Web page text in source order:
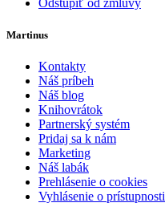
Odstúpiť od zmluvy
Martinus
Kontakty
Náš príbeh
Náš blog
Knihovrátok
Partnerský systém
Pridaj sa k nám
Marketing
Náš labák
Prehlásenie o cookies
Vyhlásenie o prístupnosti